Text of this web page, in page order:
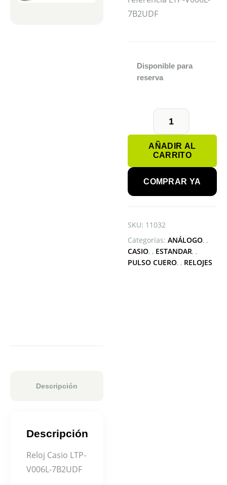
7B2UDF
Disponible para
reserva
CASIO
LTP-
V006L-
7B2UDF
cantidad
AÑADIR AL
CARRITO
COMPRAR YA
SKU: 11032
Categorías: ANÁLOGO ,
CASIO , ESTANDAR ,
PULSO CUERO , RELOJES
Descripción
Descripción
Reloj Casio LTP-
V006L-7B2UDF